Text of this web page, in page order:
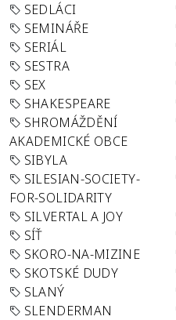
SEDLÁCI
SEMINÁŘE
SERIÁL
SESTRA
SEX
SHAKESPEARE
SHROMÁŽDĚNÍ
AKADEMICKÉ OBCE
SIBYLA
SILESIAN-SOCIETY-
FOR-SOLIDARITY
SILVERTAL A JOY
SÍŤ
SKORO-NA-MIZINE
SKOTSKÉ DUDY
SLANÝ
SLENDERMAN